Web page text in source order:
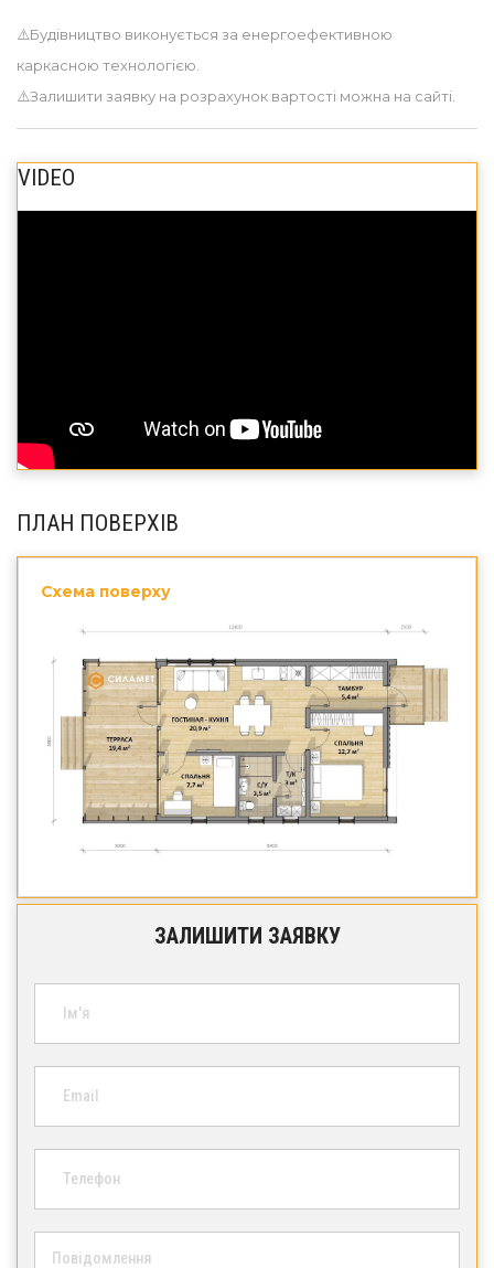
⚠️Будівництво виконується за енергоефективною
каркасною технологією.
⚠️Залишити заявку на розрахунок вартості можна на сайті.
VIDEO
ПЛАН ПОВЕРХІВ
Схема поверху
ЗАЛИШИТИ ЗАЯВКУ